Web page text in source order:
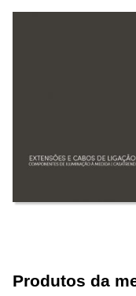
Produtos da